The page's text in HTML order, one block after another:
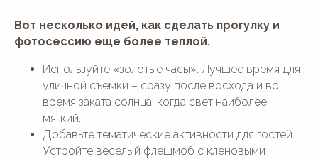
Вот несколько идей, как сделать прогулку и
фотосессию еще более теплой.
Используйте «золотые часы». Лучшее время для
уличной съемки – сразу после восхода и во
время заката солнца, когда свет наиболее
мягкий.
Добавьте тематические активности для гостей.
Устройте веселый флешмоб с кленовыми